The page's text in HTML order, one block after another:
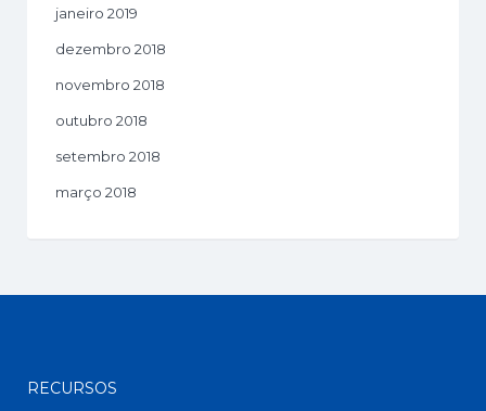
janeiro 2019
dezembro 2018
novembro 2018
outubro 2018
setembro 2018
março 2018
RECURSOS